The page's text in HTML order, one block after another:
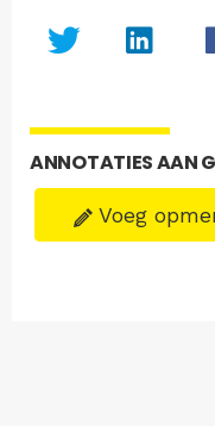
ANNOTATIES AAN
Voeg